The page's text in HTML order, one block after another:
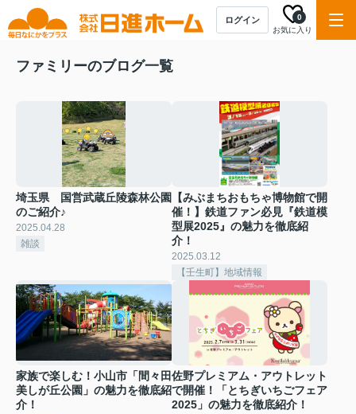
ログイン
お気に入り
0
ファミリーのブログ一覧
埼玉県 国営武蔵丘陵森林公園
のご紹介♪
2025.04.28
雑談
【みぶまちおもちゃ博物館で開
催！】鉄道ファン必見『鉄道模
型展2025』の魅力を徹底紹
介！
2025.03.12
【壬生町】地域情報
家族で楽しむ！小山市「間々田
美しが丘公園」の魅力を徹底紹
介！
佐野プレミアム・アウトレット
で開催！「とちぎいちごフェア
2025」の魅力を徹底紹介！